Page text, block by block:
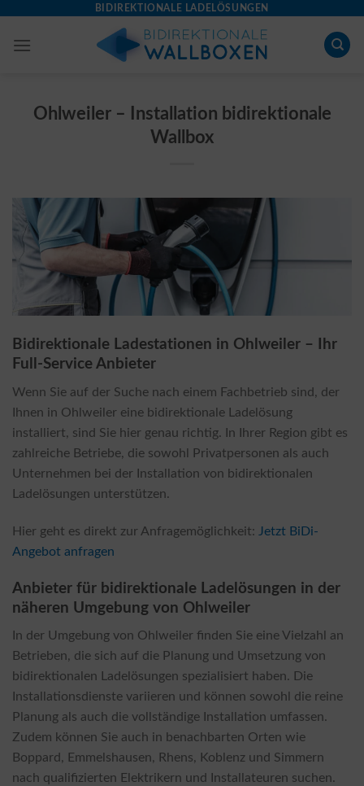
content
BIDIREKTIONALE LADELÖSUNGEN
Ohlweiler – Installation bidirektionale
Wallbox
Bidirektionale Ladestationen in Ohlweiler – Ihr
Full-Service Anbieter
Wenn Sie auf der Suche nach einem Fachbetrieb sind, der
Ihnen in Ohlweiler eine bidirektionale Ladelösung
installiert, sind Sie hier genau richtig. In Ihrer Region gibt es
zahlreiche Betriebe, die sowohl Privatpersonen als auch
Unternehmen bei der Installation von bidirektionalen
Ladelösungen unterstützen.
Hier geht es direkt zur Anfragemöglichkeit: Jetzt BiDi-
Angebot anfragen
Anbieter für bidirektionale Ladelösungen in der
näheren Umgebung von Ohlweiler
In der Umgebung von Ohlweiler finden Sie eine Vielzahl an
Betrieben, die sich auf die Planung und Umsetzung von
bidirektionalen Ladelösungen spezialisiert haben. Die
Installationsdienste variieren und können sowohl die reine
Planung als auch die vollständige Installation umfassen.
Zudem können Sie auch in benachbarten Orten wie
Boppard, Emmelshausen, Rhens, Koblenz und Simmern
nach qualifizierten Elektrikern und Installateuren suchen.